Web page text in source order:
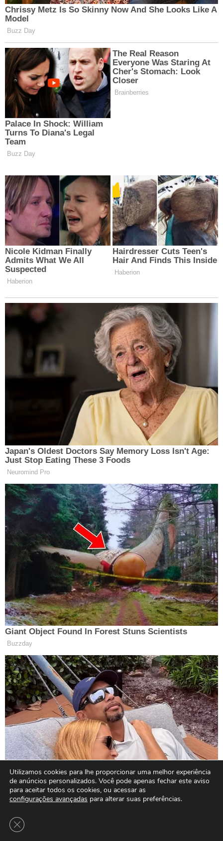
Utilizamos cookies para lhe proporcionar uma melhor experiência
de anúncios personalizados. Você pode apenas fechar este aviso
para aceitar todos os cookies, ou acessar as
configurações avançadas para alterar suas preferências.
Close GDPR Cookie Banner